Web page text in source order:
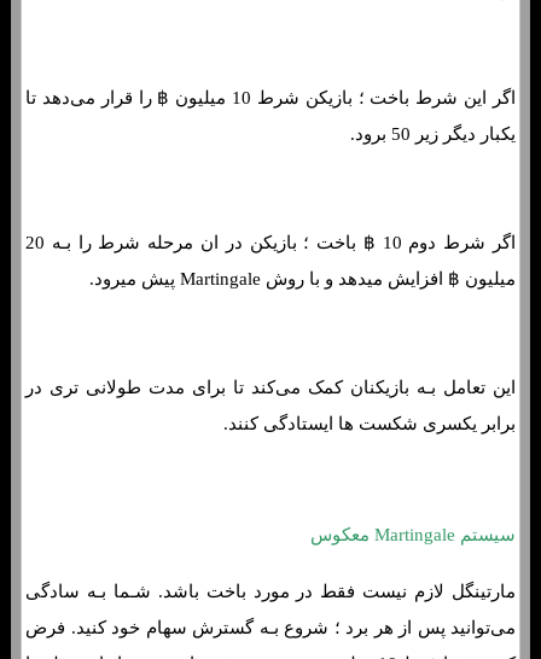
اگر این شرط باخت ؛ بازیکن شرط 10 میلیون ฿ را قرار می‌دهد تا
یکبار دیگر زیر 50 برود.
اگر شرط دوم 10 ฿ باخت ؛ بازیکن در ان مرحله شرط را بـه 20
میلیون ฿ افزایش میدهد و با روش Martingale پیش میرود.
این تعامل بـه بازیکنان کمک می‌کند تا برای مدت طولانی تری در
برابر یکسری شکست ها ایستادگی کنند.
سیستم Martingale معکوس
مارتینگل لازم نیست فقط در مورد باخت باشد. شـما بـه سادگی
می‌توانید پس از هر برد ؛ شروع بـه گسترش سهام خود کنید. فرض